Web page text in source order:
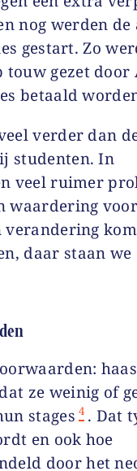
nog werden de
gestart. Zo
gezet door
betaald
verder dan
studenten. In
veel ruimer
waardering
daar staan we
ze weinig of
stages 4 . Dat
en ook hoe
door het